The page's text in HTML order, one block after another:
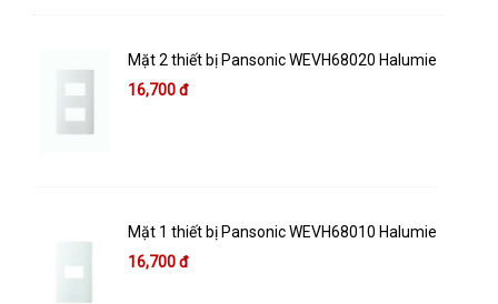
Mặt 2 thiết bị Pansonic WEVH68020 Halumie
16,700 đ
Mặt 1 thiết bị Pansonic WEVH68010 Halumie
16,700 đ